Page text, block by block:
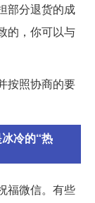
部分退货的成
的，你可以与
按照协商的要
冷的“热
福微信。有些